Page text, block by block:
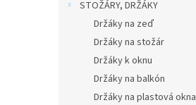
STOŽÁRY, DRŽÁKY
Držáky na zeď
Držáky na stožár
Držáky k oknu
Držáky na balkón
Držáky na plastová okna